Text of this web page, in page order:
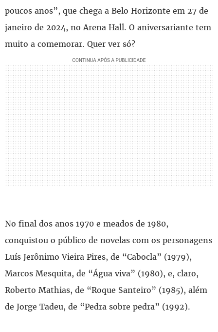
poucos anos”, que chega a Belo Horizonte em 27 de
janeiro de 2024, no Arena Hall. O aniversariante tem
muito a comemorar. Quer ver só?
No final dos anos 1970 e meados de 1980,
conquistou o público de novelas com os personagens
Luís Jerônimo Vieira Pires, de “Cabocla” (1979),
Marcos Mesquita, de “Água viva” (1980), e, claro,
Roberto Mathias, de “Roque Santeiro” (1985), além
de Jorge Tadeu, de “Pedra sobre pedra” (1992).